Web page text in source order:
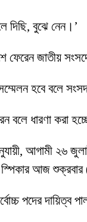
দিছি, বুঝে নেন।’
জাতীয়
হবে বলে সংসদ
বলে ধারণা করা
আগামী ২৬
স্পিকার আজ
সর্বোচ্চ পদের